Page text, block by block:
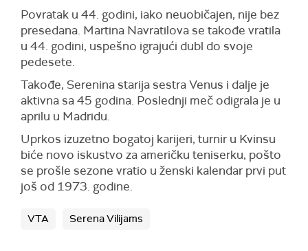
Povratak u 44. godini, iako neuobičajen, nije bez
presedana. Martina Navratilova se takođe vratila
u 44. godini, uspešno igrajući dubl do svoje
pedesete.
Takođe, Serenina starija sestra Venus i dalje je
aktivna sa 45 godina. Poslednji meč odigrala je u
aprilu u Madridu.
Uprkos izuzetno bogatoj karijeri, turnir u Kvinsu
biće novo iskustvo za američku teniserku, pošto
se prošle sezone vratio u ženski kalendar prvi put
još od 1973. godine.
VTA Serena Vilijams